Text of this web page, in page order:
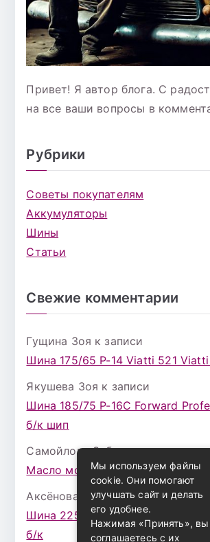
Привет! Я автор блога. С
на все ваши вопросы в
Рубрики
Советы покупателям
Аккумуляторы
Шины
Статьи
Свежие комментарии
Гущина Зоя к записи
Шина 175/65 Р-14 Viatti 521 Viatti
Якушева Зоя к записи
Шина 185/75 Р-16С Forward
б/к шип
Самойлова Забавак записи
Масло моторное ZIC X7 (A+)
Аксёнова Адельк записи
Шина 225/75 Р-16 Nokian Rotiva
б/к
Мы используем файлы
cookie. Они помогают
улучшать сайт и делать
его удобнее.
Нажимая «Принять», вы
соглашаетесь с их